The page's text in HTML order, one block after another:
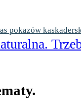
pokazów